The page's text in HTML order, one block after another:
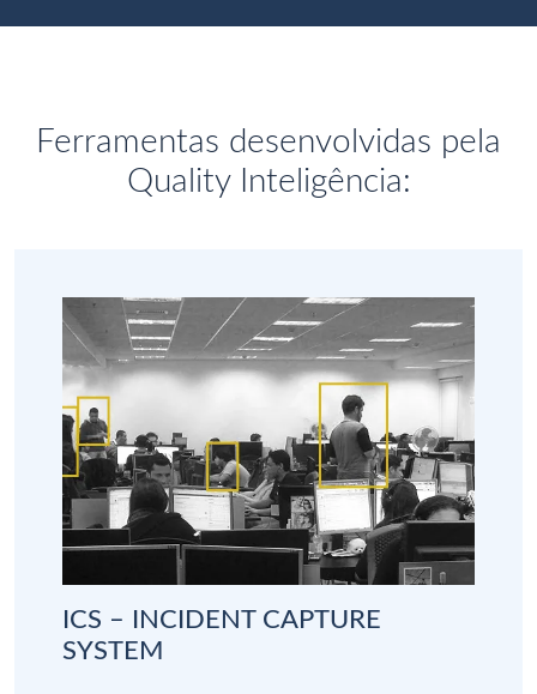
Ferramentas desenvolvidas pela
Quality Inteligência:
ICS – INCIDENT CAPTURE
SYSTEM